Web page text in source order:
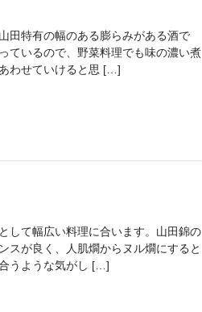
田特有の幅のある膨らみがある酒で
ているので、野菜料理でも味の濃い煮
わせていけると思 […]
して幅広い料理に合います。山田錦の
スが良く、人肌燗からヌル燗にすると
うような気がし […]